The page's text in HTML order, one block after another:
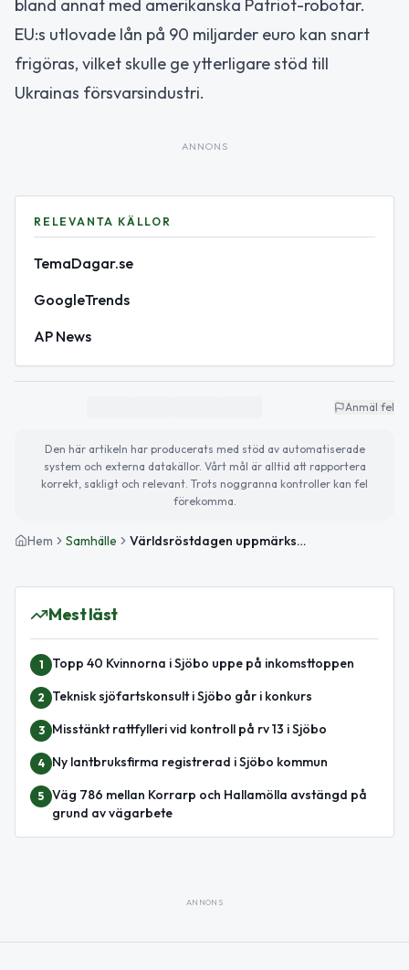
bland annat med amerikanska Patriot-robotar.
EU:s utlovade lån på 90 miljarder euro kan snart
frigöras, vilket skulle ge ytterligare stöd till
Ukrainas försvarsindustri.
ANNONS
RELEVANTA KÄLLOR
TemaDagar.se
GoogleTrends
AP News
Anmäl fel
Den här artikeln har producerats med stöd av automatiserade
system och externa datakällor. Vårt mål är alltid att rapportera
korrekt, sakligt och relevant. Trots noggranna kontroller kan fel
förekomma.
Hem Samhälle Världsröstdagen uppmärksammas – så blir vädret idag
Mest läst
1 Topp 40 Kvinnorna i Sjöbo uppe på inkomsttoppen
2 Teknisk sjöfartskonsult i Sjöbo går i konkurs
3 Misstänkt rattfylleri vid kontroll på rv 13 i Sjöbo
4 Ny lantbruksfirma registrerad i Sjöbo kommun
5 Väg 786 mellan Korrarp och Hallamölla avstängd på
grund av vägarbete
ANNONS